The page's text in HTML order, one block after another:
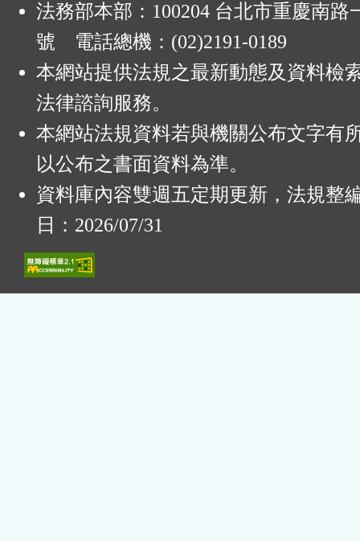
法務部本部：100204 台北市重慶南路
號 電話總機：(02)2191-0189
本網站提供法規之最新動態及資料檢
法律諮詢服務。
本網站法規資料若與機關公布文字有
以公布之書面資料為準。
資料庫內容雙週五定期更新，法規整
日：2026/07/31